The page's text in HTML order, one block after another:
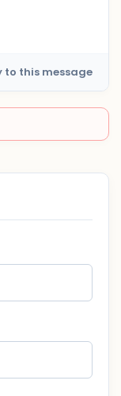
to this message